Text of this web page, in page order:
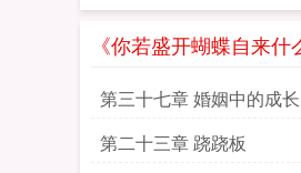
《你若盛开蝴蝶自来
第三十七章 婚姻中的成长
第二十三章 跷跷板